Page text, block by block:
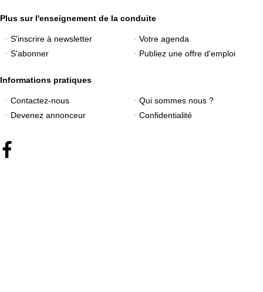
Plus sur l'enseignement de la conduite
S'inscrire à newsletter
Votre agenda
S'abonner
Publiez une offre d'emploi
Informations pratiques
Contactez-nous
Qui sommes nous ?
Devenez annonceur
Confidentialité